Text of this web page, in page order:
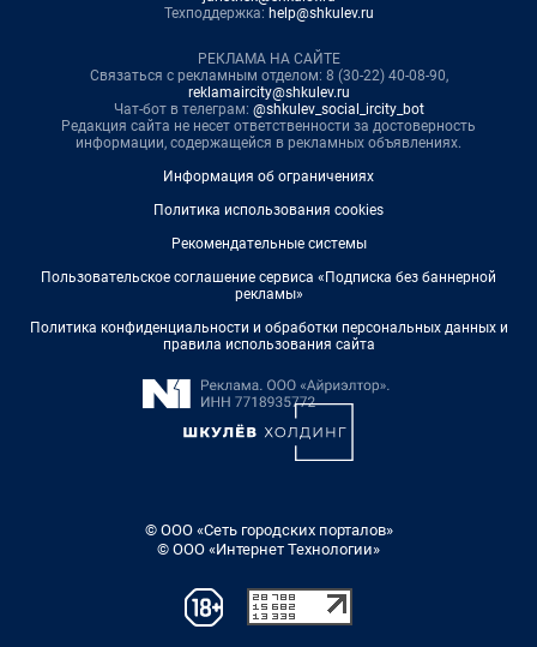
Техподдержка: help@shkulev.ru
РЕКЛАМА НА САЙТЕ
Связаться с рекламным отделом: 8 (30-22) 40-08-90,
reklamaircity@shkulev.ru
Чат-бот в телеграм: @shkulev_social_ircity_bot
Редакция сайта не несет ответственности за достоверность
информации, содержащейся в рекламных объявлениях.
Информация об ограничениях
Политика использования cookies
Рекомендательные системы
Пользовательское соглашение сервиса «Подписка без баннерной
рекламы»
Политика конфиденциальности и обработки персональных данных и
правила использования сайта
© ООО «Сеть городских порталов»
© ООО «Интернет Технологии»